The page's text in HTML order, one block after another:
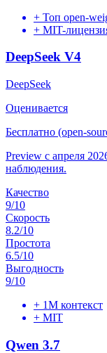
+ Топ open-
+ MIT-
DeepSeek V4
DeepSeek
Оценивается
Бесплатно (open-
Preview с апреля
наблюдения.
Качество
9/10
Скорость
8.2/10
Простота
6.5/10
Выгодность
9/10
+ 1M контекст
+ MIT
Qwen 3.7